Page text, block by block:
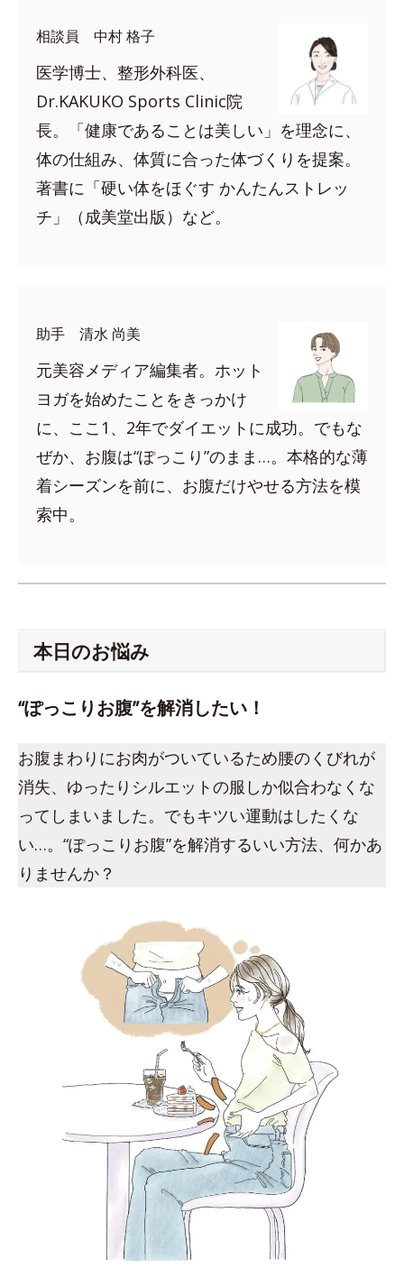
相談員 中村 格子
医学博士、整形外科医、
Dr.KAKUKO Sports Clinic院
長。「健康であることは美しい」を理念に、
体の仕組み、体質に合った体づくりを提案。
著書に「硬い体をほぐす かんたんストレッ
チ」（成美堂出版）など。
助手 清水 尚美
元美容メディア編集者。ホット
ヨガを始めたことをきっかけ
に、ここ1、2年でダイエットに成功。でもな
ぜか、お腹は“ぽっこり”のまま…。本格的な薄
着シーズンを前に、お腹だけやせる方法を模
索中。
本日のお悩み
“ぽっこりお腹”を解消したい！
お腹まわりにお肉がついているため腰のくびれが
消失、ゆったりシルエットの服しか似合わなくな
ってしまいました。でもキツい運動はしたくな
い…。“ぽっこりお腹”を解消するいい方法、何かあ
りませんか？